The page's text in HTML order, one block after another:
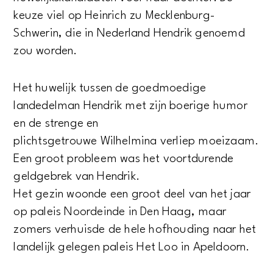
keuze viel op Heinrich zu Mecklenburg-
Schwerin, die in Nederland Hendrik genoemd
zou worden.
Het huwelijk tussen de goedmoedige
landedelman Hendrik met zijn boerige humor
en de strenge en
plichtsgetrouwe Wilhelmina verliep moeizaam.
Een groot probleem was het voortdurende
geldgebrek van Hendrik.
Het gezin woonde een groot deel van het jaar
op paleis Noordeinde in Den Haag, maar
zomers verhuisde de hele hofhouding naar het
landelijk gelegen paleis Het Loo in Apeldoorn.